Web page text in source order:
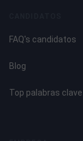
FAQ's candidatos
Blog
Top palabras clave